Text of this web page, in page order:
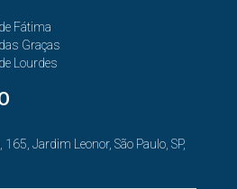
Fátima
Graças
Lourdes
Jardim Leonor, São Paulo, SP,